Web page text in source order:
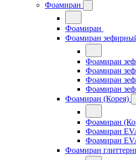
Фоамиран
Фоамиран
Фоамиран
Фоамиран
Фоамиран
Фоамиран
Фоамиран
Фоамиран (Корея)
Фоамиран
Фоамиран
Фоамиран
Фоамиран